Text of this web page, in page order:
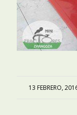
13 FEBRERO,
/